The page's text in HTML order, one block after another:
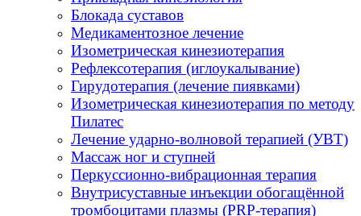
Блокада суставов
Медикаментозное лечение
Изометрическая кинезиотерапия
Рефлексотерапия (иглоукалывание)
Гирудотерапия (лечение пиявками)
Изометрическая кинезиотерапия по методу
Пилатес
Лечение ударно-волновой терапией (УВТ)
Массаж ног и ступней
Перкуссионно-вибрационная терапия
Внутрисуставные инъекции обогащённой
тромбоцитами плазмы (PRP-терапия)